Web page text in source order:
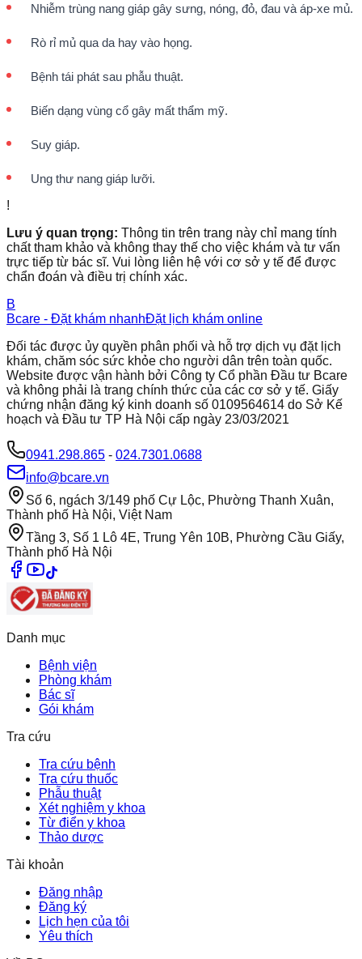
Nhiễm trùng nang giáp gây sưng, nóng, đỏ, đau và áp-xe mủ.
Rò rỉ mủ qua da hay vào họng.
Bệnh tái phát sau phẫu thuật.
Biến dạng vùng cổ gây mất thẩm mỹ.
Suy giáp.
Ung thư nang giáp lưỡi.
!
Lưu ý quan trọng: Thông tin trên trang này chỉ mang tính
chất tham khảo và không thay thế cho việc khám và tư vấn
trực tiếp từ bác sĩ. Vui lòng liên hệ với cơ sở y tế để được
chẩn đoán và điều trị chính xác.
B
Bcare - Đặt khám nhanhĐặt lịch khám online
Đối tác được ủy quyền phân phối và hỗ trợ dịch vụ đặt lịch
khám, chăm sóc sức khỏe cho người dân trên toàn quốc.
Website được vận hành bởi Công ty Cổ phần Đầu tư Bcare
và không phải là trang chính thức của các cơ sở y tế. Giấy
chứng nhận đăng ký kinh doanh số 0109564614 do Sở Kế
hoạch và Đầu tư TP Hà Nội cấp ngày 23/03/2021
0941.298.865 - 024.7301.0688
info@bcare.vn
Số 6, ngách 3/149 phố Cự Lộc, Phường Thanh Xuân,
Thành phố Hà Nội, Việt Nam
Tầng 3, Số 1 Lô 4E, Trung Yên 10B, Phường Cầu Giấy,
Thành phố Hà Nội
Danh mục
Bệnh viện
Phòng khám
Bác sĩ
Gói khám
Tra cứu
Tra cứu bệnh
Tra cứu thuốc
Phẫu thuật
Xét nghiệm y khoa
Từ điển y khoa
Thảo dược
Tài khoản
Đăng nhập
Đăng ký
Lịch hẹn của tôi
Yêu thích